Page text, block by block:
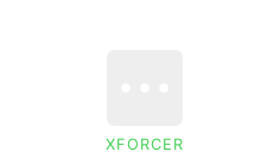
XFORCER